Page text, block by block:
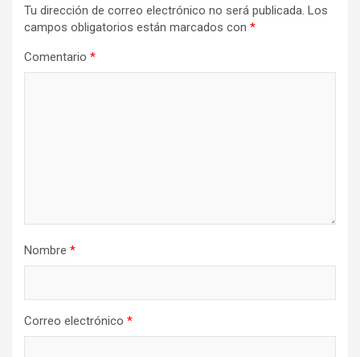
Tu dirección de correo electrónico no será publicada. Los
campos obligatorios están marcados con *
Comentario *
Nombre *
Correo electrónico *